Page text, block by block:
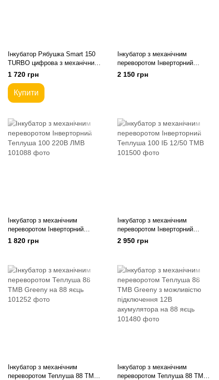
Інкубатор Рябушка Smart 150
TURBO цифрова з механічним
переворотом
1 720 грн
Купити
Інкубатор з механічним
переворотом Інверторний
Теплуша 100 220В ТМВ
2 150 грн
Інкубатор з механічним
переворотом Інверторний
1 820 грн
Інкубатор з механічним
переворотом Інверторний
Теплуша 100 ІБ 12/50 ТМВ
2 950 грн
Інкубатор з механічним
переворотом Теплуша 88 ТМВ
Інкубатор з механічним
переворотом Теплуша 88 ТМВ